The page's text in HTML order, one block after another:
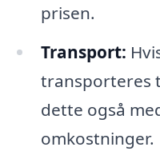
prisen.
Transport:
transporteres
dette også
omkostninger.